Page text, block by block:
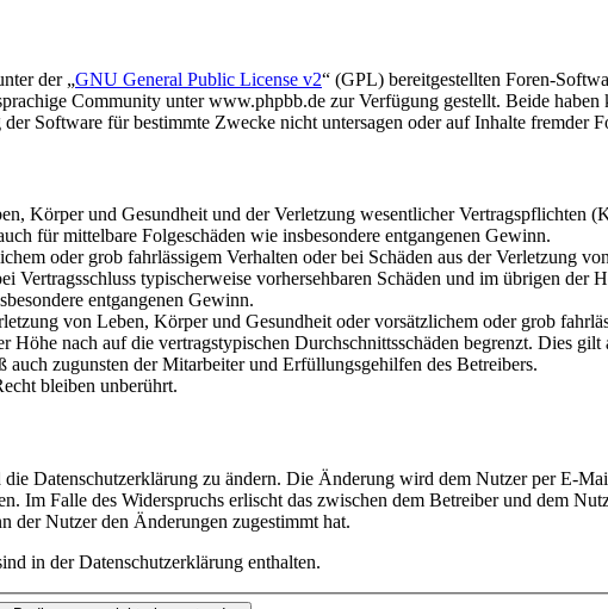
der „GNU General Public License v2“ (GPL) bereitgestellten Foren-
Community unter www.phpbb.de zur Verfügung gestellt. Beide
Software für bestimmte Zwecke nicht untersagen oder auf Inhalte fremder
Körper und Gesundheit und der Verletzung wesentlicher Vertragspflichten
für mittelbare Folgeschäden wie insbesondere entgangenen Gewinn.
oder grob fahrlässigem Verhalten oder bei Schäden aus der Verletzung
typischerweise vorhersehbaren Schäden und im übrigen der
entgangenen Gewinn.
von Leben, Körper und Gesundheit oder vorsätzlichem oder grob
nach auf die vertragstypischen Durchschnittsschäden begrenzt. Dies
zugunsten der Mitarbeiter und Erfüllungsgehilfen des Betreibers.
bleiben unberührt.
Datenschutzerklärung zu ändern. Die Änderung wird dem Nutzer per E-
Im Falle des Widerspruchs erlischt das zwischen dem Betreiber und dem
der Nutzer den Änderungen zugestimmt hat.
in der Datenschutzerklärung enthalten.